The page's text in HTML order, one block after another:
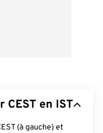
en IST
(à gauche) et